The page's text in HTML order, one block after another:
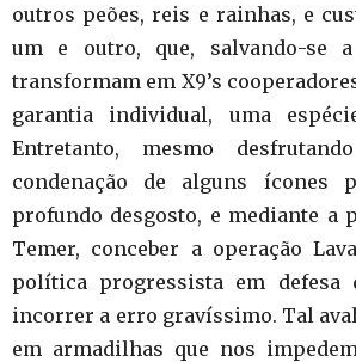
outros peões, reis e rainhas, e
um e outro, que, salvando-se
transformam em X9’s
garantia individual, uma
Entretanto, mesmo
condenação de alguns ícones
profundo desgosto, e mediante a
Temer, conceber a operação
política progressista em defesa
incorrer a erro gravíssimo. Tal
em armadilhas que nos